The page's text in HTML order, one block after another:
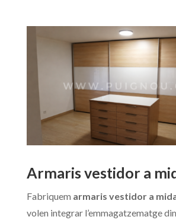
Armaris vestidor a
Fabriquem armaris vestidor a
volen integrar l’emmagatzematge